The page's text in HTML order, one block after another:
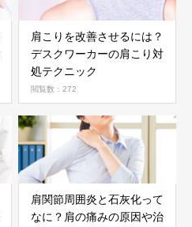
肩こりを改善させるには？
デスクワーカーの肩こり対
処テクニック
閲覧数：272
肩関節周囲炎と石灰化って
なに？肩の痛みの原因や治